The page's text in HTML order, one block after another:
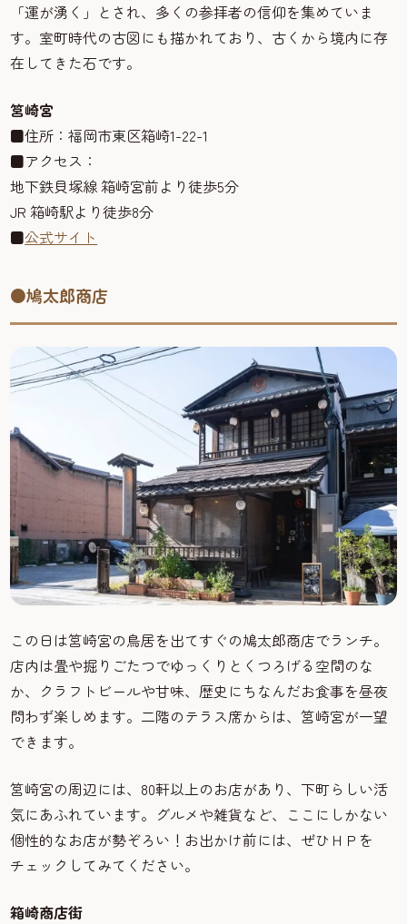
「運が湧く」とされ、多くの参拝者の信仰を集めていま
す。室町時代の古図にも描かれており、古くから境内に存
在してきた石です。
筥崎宮
■住所：福岡市東区箱崎1-22-1
■アクセス：
地下鉄貝塚線 箱崎宮前より徒歩5分
JR 箱崎駅より徒歩8分
■公式サイト
●鳩太郎商店
この日は筥崎宮の鳥居を出てすぐの鳩太郎商店でランチ。
店内は畳や掘りごたつでゆっくりとくつろげる空間のな
か、クラフトビールや甘味、歴史にちなんだお食事を昼夜
問わず楽しめます。二階のテラス席からは、筥崎宮が一望
できます。
筥崎宮の周辺には、80軒以上のお店があり、下町らしい活
気にあふれています。グルメや雑貨など、ここにしかない
個性的なお店が勢ぞろい！お出かけ前には、ぜひＨＰを
チェックしてみてください。
箱崎商店街